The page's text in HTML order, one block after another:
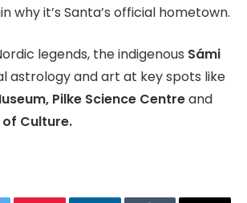
why it’s Santa’s official hometown.
legends, the indigenous Sámi
astrology and art at key spots like
Pilke Science Centreand
of Culture.